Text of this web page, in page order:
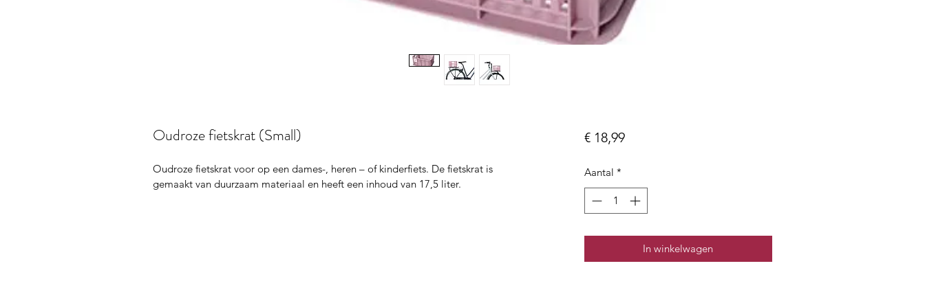
Oudroze fietskrat (Small)
Oudroze fietskrat voor op een dames-, heren – of kinderfiets. De fietskrat is
gemaakt van duurzaam materiaal en heeft een inhoud van 17,5 liter.
€ 18,99Prijs
Aantal *
In winkelwagen